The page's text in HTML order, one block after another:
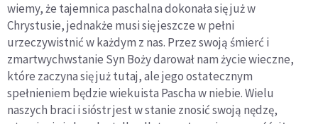
wiemy, że tajemnica paschalna dokonała się już w
Chrystusie, jednakże musi się jeszcze w pełni
urzeczywistnić w każdym z nas. Przez swoją śmierć i
zmartwychwstanie Syn Boży darował nam życie wieczne,
które zaczyna się już tutaj, ale jego ostatecznym
spełnieniem będzie wiekuista Pascha w niebie. Wielu
naszych braci i sióstr jest w stanie znosić swoją nędzę,